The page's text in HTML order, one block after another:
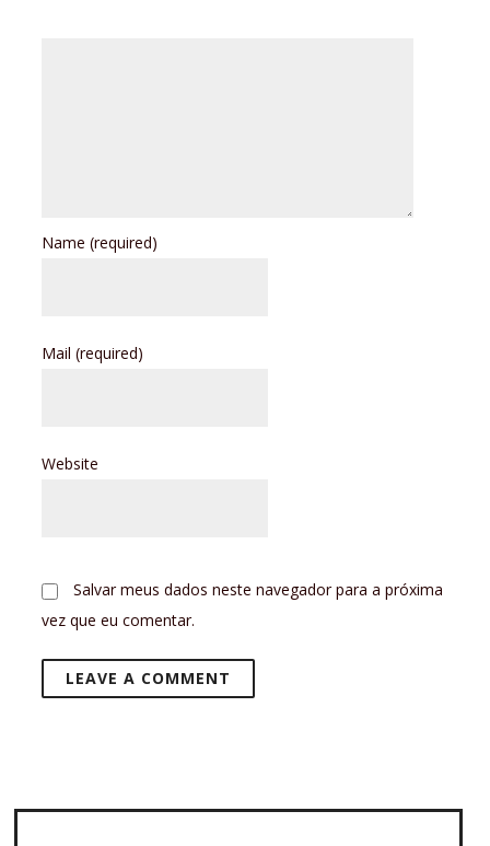
Name(required)
Mail(required)
Website
Salvar meus dados neste navegador para a próxima
vez que eu comentar.